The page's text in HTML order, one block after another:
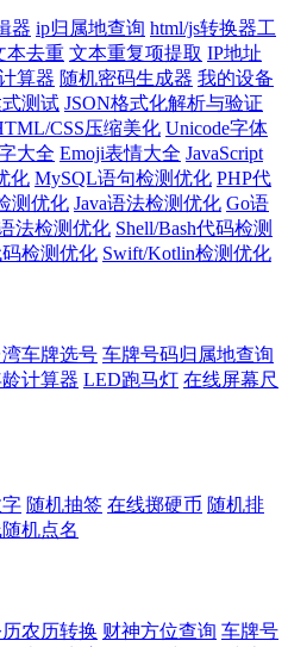
器 ip归属地查询 html/js转换器工
本去重 文本重复项提取 IP地址
算器 随机密码生成器 我的设备
测试 JSON格式化解析与验证
CSS压缩美化 Unicode字体
大全 Emoji表情大全 JavaScript
化 MySQL语句检测优化 PHP代
测优化 Java语法检测优化 Go语
法检测优化 Shell/Bash代码检测
码检测优化 Swift/Kotlin检测优化
湾车牌选号 车牌号码归属地查询
计算器 LED跑马灯 在线屏幕尺
随机抽签 在线掷硬币 随机排
机点名
农历转换 财神方位查询 车牌号